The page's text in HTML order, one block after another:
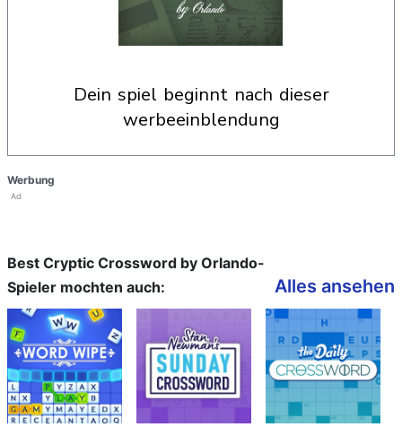
dein spiel beginnt nach dieser
werbeeinblendung
Werbung
Ad
Best Cryptic Crossword by Orlando-
Spieler mochten auch:
Alles ansehen